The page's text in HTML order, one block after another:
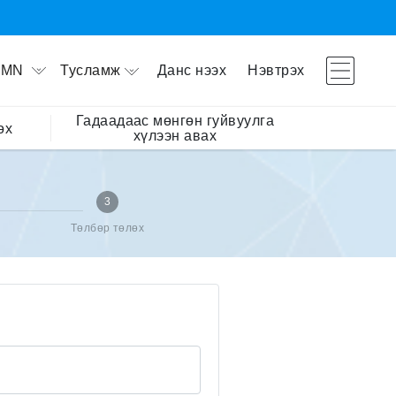
MN Тусламж Данс нээх Нэвтрэх
Гадаадаас мөнгөн гуйвуулга
хүлээн авах
3
Төлбөр төлөх